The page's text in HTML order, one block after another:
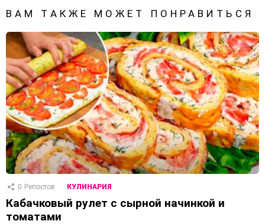
ВАМ ТАКЖЕ МОЖЕТ ПОНРАВИТЬСЯ
0 Репостов КУЛИНАРИЯ
Кабачковый рулет с сырной начинкой и
томатами